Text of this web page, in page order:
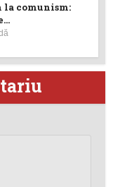
la comunism: